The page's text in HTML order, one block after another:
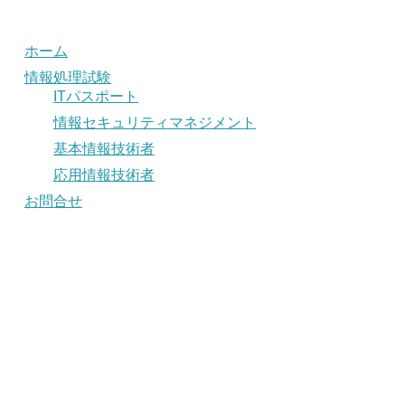
ホーム
情報処理試験
ITパスポート
情報セキュリティマネジメント
基本情報技術者
応用情報技術者
お問合せ